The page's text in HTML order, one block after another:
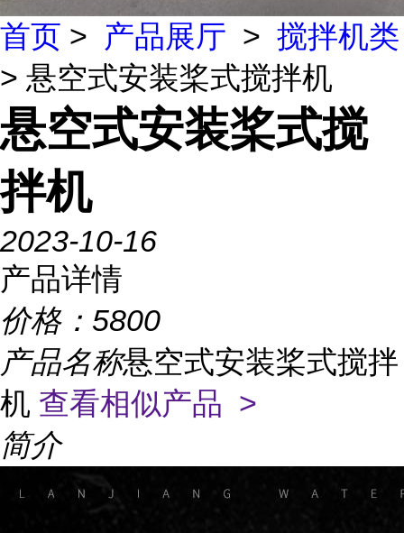
首页 > 产品展厅 > 搅拌机类
> 悬空式安装桨式搅拌机
悬空式安装桨式搅
拌机
2023-10-16
产品详情
价格： 5800
产品名称悬空式安装桨式搅拌
机 查看相似产品 >
简介